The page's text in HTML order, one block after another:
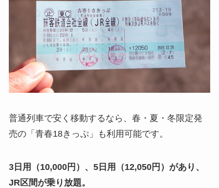
普通列車で安く移動するなら、春・夏・冬限定発
売の「青春18きっぷ」も利用可能です。
3日用（10,000円）、5日用（12,050円）があり、
JR区間が乗り放題。